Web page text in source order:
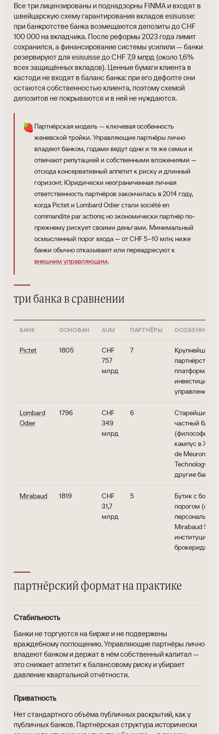
Все три лицензированы и поднадзорны FINMA и входят в
швейцарскую схему гарантирования вкладов esisuisse:
при банкротстве банка возмещаются депозиты до CHF
100 000 на вкладчика. После реформы 2023 года лимит
сохранился, а финансирование системы усилили — банки
резервируют для esisuisse до CHF 7,9 млрд (около 1,6%
всех защищённых вкладов). Ценные бумаги клиента в
кастоди не входят в баланс банка: при его дефолте они
остаются собственностью клиента, поэтому схемой
депозитов не покрываются и в ней не нуждаются.
🍓Партнёрская модель — ключевая особенность
женевской тройки. Управляющие партнёры лично
владеют банком, годами ведут одни и те же семьи и
отвечают репутацией и собственными вложениями —
отсюда консервативный аппетит к риску и длинный
горизонт. Юридически неограниченная личная
ответственность партнёров закончилась в 2014 году,
когда Pictet и Lombard Odier стали société en
commandite par actions; но экономически партнёр по-
прежнему рискует своими деньгами. Минимальный
осмысленный порог входа — от CHF 5–10 млн; ниже
банки обычно отказывают или переадресуют к
внешним управляющим.
три банка в сравнении
БАНК ОСНОВАН AUM ПАРТНЁРЫ
Pictet 1805
CHF
757
млрд
7
Крупнейшее
партнёрство,
платформа
инвестиций,
управление
Lombard
Odier
1796
CHF
349
млрд
6
Старейший
частный банк;
(философия
кампус в
de Meuron,
Technology
другие банки
Mirabaud 1819
CHF
31,7
млрд
5
Бутик с
порогом (от
Mirabaud
брокеридж
партнёрский формат на практике
Стабильность
Банки не торгуются на бирже и не подвержены
враждебному поглощению. Управляющие партнёры лично
владеют банком и держат в нём собственный капитал —
это снижает аппетит к балансовому риску и убирает
давление квартальной отчётности.
Приватность
Нет стандартного объёма публичных раскрытий, как у
публичных банков. Партнёрская структура исторически